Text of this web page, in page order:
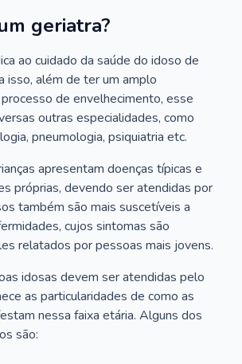
geriatra?
ao cuidado da saúde do idoso de
isso, além de ter um amplo
de envelhecimento, esse
outras especialidades, como
pneumologia, psiquiatria etc.
apresentam doenças típicas e
próprias, devendo ser atendidas por
também são mais suscetíveis a
cujos sintomas são
relatados por pessoas mais jovens.
idosas devem ser atendidas pelo
as particularidades de como as
nessa faixa etária. Alguns dos
são: